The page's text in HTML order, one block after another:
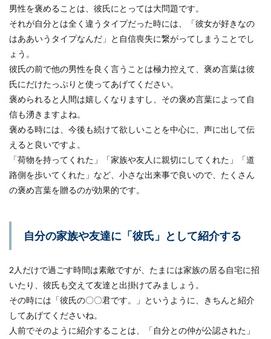
男性を褒めることは、彼氏にとっては大問題です。
それが自分とは全く違うタイプだった時には、「彼女が好きなの
はああいうタイプなんだ」と自信喪失に繋がってしまうことでし
ょう。
彼氏の前で他の男性を良く言うことは極力控えて、褒め言葉は彼
氏にだけたっぷりと使ってあげてください。
褒められると人間は嬉しくなりますし、その褒め言葉によって自
信も湧きますよね。
褒める時には、今後も続けて欲しいことを中心に、声に出して伝
えると良いですよ。
「荷物を持ってくれた」「家族や友人に親切にしてくれた」「道
路側を歩いてくれた」など、小さな出来事で良いので、たくさん
の褒め言葉を贈るのが効果的です。
自分の家族や友達に「彼氏」として紹介する
2人だけで過ごす時間は素敵ですが、たまには家族の居る自宅に招
いたり、彼氏も交えて友達と出掛けてみましょう。
その時には「彼氏の〇〇君です。」というように、きちんと紹介
してあげてくださいね。
人前でそのように紹介することは、「自分との仲が公認された」